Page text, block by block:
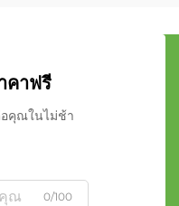
คาฟรี
คุณในไม่ช้า
0/100